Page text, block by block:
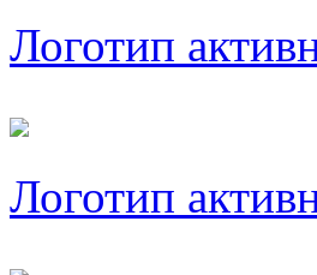
Логотип
Логотип